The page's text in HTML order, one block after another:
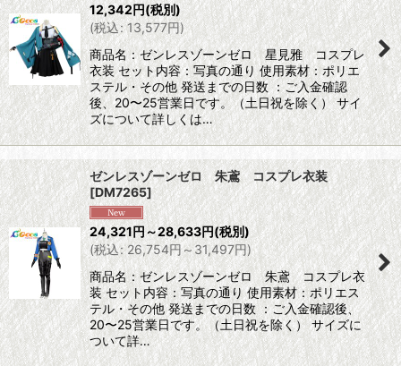
12,342円(税別)
(税込: 13,577円)
商品名：ゼンレスゾーンゼロ 星見雅 コスプレ
衣装 セット内容：写真の通り 使用素材：ポリエ
ステル・その他 発送までの日数 ：ご入金確認
後、20〜25営業日です。（土日祝を除く） サイ
ズについて詳しくは…
ゼンレスゾーンゼロ 朱鳶 コスプレ衣装
[DM7265]
24,321円～28,633円(税別)
(税込: 26,754円～31,497円)
商品名：ゼンレスゾーンゼロ 朱鳶 コスプレ衣
装 セット内容：写真の通り 使用素材：ポリエス
テル・その他 発送までの日数 ：ご入金確認後、
20〜25営業日です。（土日祝を除く） サイズに
ついて詳…